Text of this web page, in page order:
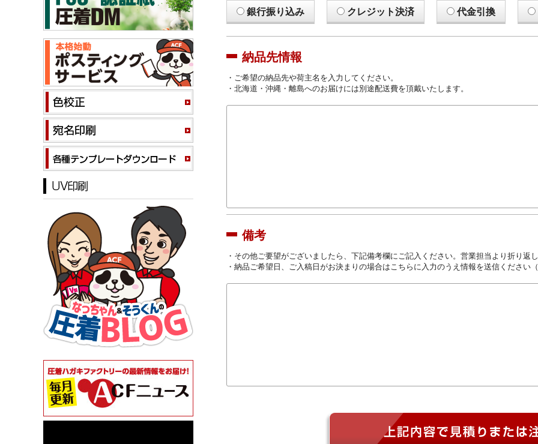
銀行振り込み クレジット決済 代金引換
納品先情報
・ご希望の納品先や荷主名を入力してください。
・北海道・沖縄・離島へのお届けには別途配送費を頂戴いたします。
備考
・その他ご要望がございましたら、下記備考欄にご記入ください。営業担当より折り返
・納品ご希望日、ご入稿日がお決まりの場合はこちらに入力のうえ情報を送信ください